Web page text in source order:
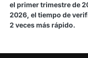
el primer trimestre de
2026, el tiempo de
2 veces más rápido.